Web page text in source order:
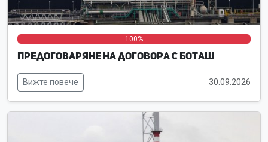
0%
0% 100%
Предоговаряне на договора с Боташ
Вижте повече 30.09.2026